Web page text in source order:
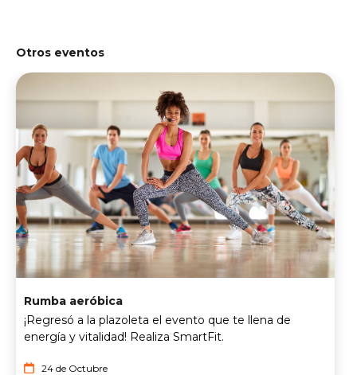
Otros eventos
Rumba aeróbica
¡Regresó a la plazoleta el evento que te llena de
energía y vitalidad! Realiza SmartFit.
24 de Octubre